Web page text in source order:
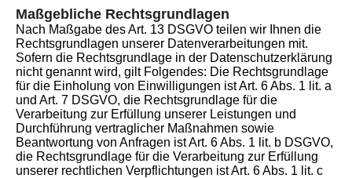
Maßgebliche Rechtsgrundlagen
Nach Maßgabe des Art. 13 DSGVO teilen wir Ihnen die
Rechtsgrundlagen unserer Datenverarbeitungen mit.
Sofern die Rechtsgrundlage in der Datenschutzerklärung
nicht genannt wird, gilt Folgendes: Die Rechtsgrundlage
für die Einholung von Einwilligungen ist Art. 6 Abs. 1 lit. a
und Art. 7 DSGVO, die Rechtsgrundlage für die
Verarbeitung zur Erfüllung unserer Leistungen und
Durchführung vertraglicher Maßnahmen sowie
Beantwortung von Anfragen ist Art. 6 Abs. 1 lit. b DSGVO,
die Rechtsgrundlage für die Verarbeitung zur Erfüllung
unserer rechtlichen Verpflichtungen ist Art. 6 Abs. 1 lit. c